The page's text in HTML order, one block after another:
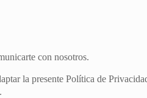
con nosotros.
la presente Política de